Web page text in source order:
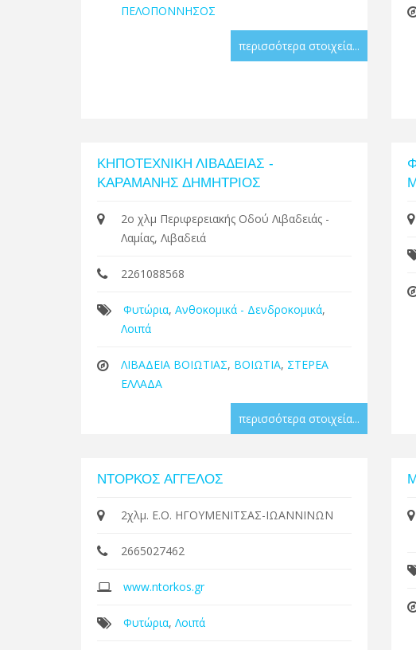
ΠΕΛΟΠΟΝΝΗΣΟΣ
περισσότερα στοιχεία...
ΚΗΠΟΤΕΧΝΙΚΗ ΛΙΒΑΔΕΙΑΣ -
ΚΑΡΑΜΑΝΗΣ ΔΗΜΗΤΡΙΟΣ
2ο χλμ Περιφερειακής Οδού Λιβαδειάς -
Λαμίας, Λιβαδειά
2261088568
Φυτώρια, Ανθοκομικά - Δενδροκομικά,
Λοιπά
ΛΙΒΑΔΕΙΑ ΒΟΙΩΤΙΑΣ, ΒΟΙΩΤΙΑ, ΣΤΕΡΕΑ
ΕΛΛΑΔΑ
περισσότερα στοιχεία...
ΝΤΟΡΚΟΣ ΑΓΓΕΛΟΣ
2χλμ. Ε.Ο. ΗΓΟΥΜΕΝΙΤΣΑΣ-ΙΩΑΝΝΙΝΩΝ
2665027462
www.ntorkos.gr
Φυτώρια, Λοιπά